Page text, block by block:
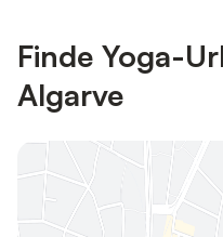
Finde Yoga-
Algarve